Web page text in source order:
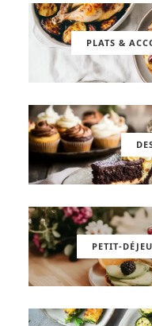
PLATS &
PETIT-